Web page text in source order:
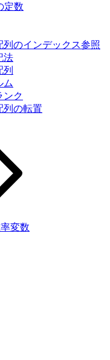
定数
列のインデックス参照
法
列
ム
ンク
列の転置
率変数